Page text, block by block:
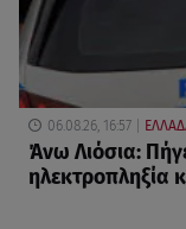
06.08.26, 16:57
Άνω Λιόσια:
ηλεκτροπληξία